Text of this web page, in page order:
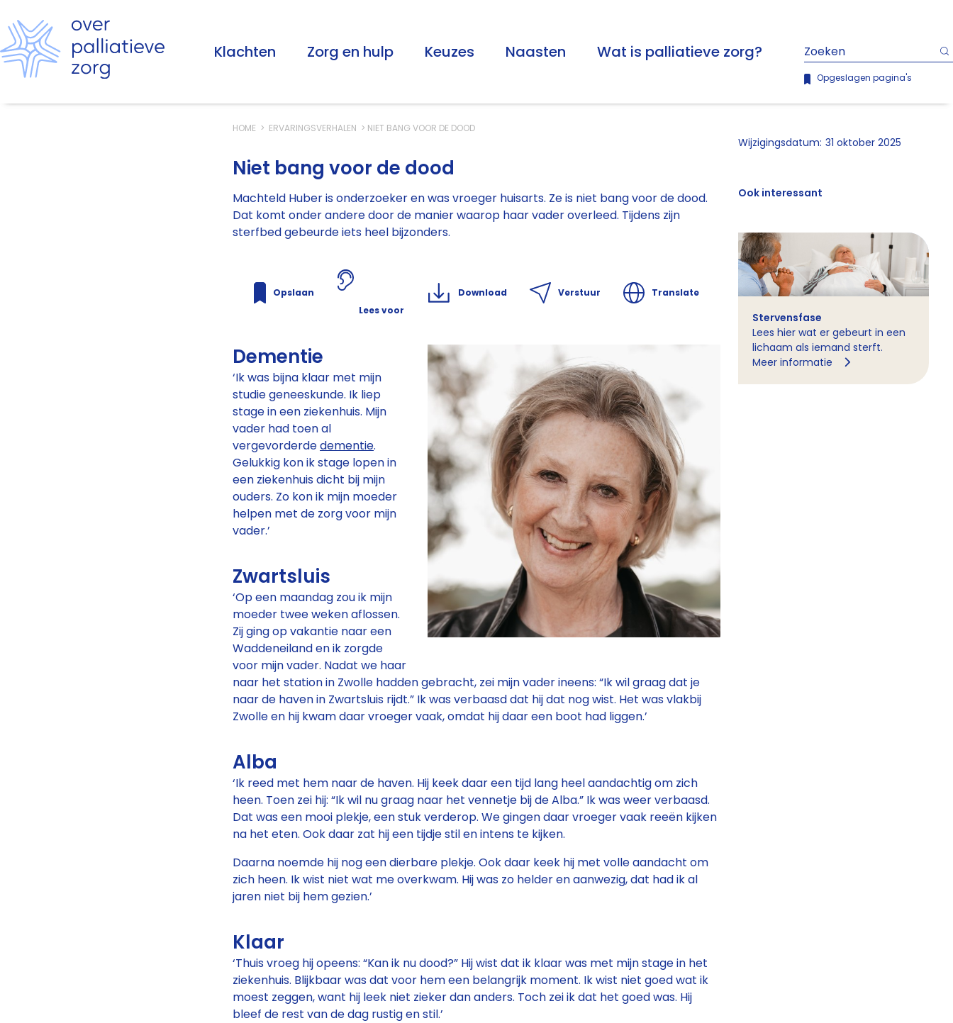
Klachten Zorg en hulp Keuzes Naasten Wat is palliatieve zorg?
Opgeslagen pagina's
HOME ERVARINGSVERHALEN NIET BANG VOOR DE DOOD
Niet bang voor de dood
Machteld Huber is onderzoeker en was vroeger huisarts. Ze is niet bang voor de dood.
Dat komt onder andere door de manier waarop haar vader overleed. Tijdens zijn
sterfbed gebeurde iets heel bijzonders.
Opslaan
Lees voor
Download Verstuur Translate
Dementie
‘Ik was bijna klaar met mijn
studie geneeskunde. Ik liep
stage in een ziekenhuis. Mijn
vader had toen al
vergevorderdedementie.
Gelukkig kon ik stage lopen in
een ziekenhuis dicht bij mijn
ouders. Zo kon ik mijn moeder
helpen met de zorg voor mijn
vader.’
Zwartsluis
‘Op een maandag zou ik mijn
moeder twee weken aflossen.
Zij ging op vakantie naar een
Waddeneiland en ik zorgde
voor mijn vader. Nadat we haar
naar het station in Zwolle hadden gebracht, zei mijn vader ineens: “Ik wil graag dat je
naar de haven in Zwartsluis rijdt.” Ik was verbaasd dat hij dat nog wist. Het was vlakbij
Zwolle en hij kwam daar vroeger vaak, omdat hij daar een boot had liggen.’
Alba
‘Ik reed met hem naar de haven. Hij keek daar een tijd lang heel aandachtig om zich
heen. Toen zei hij: “Ik wil nu graag naar het vennetje bij de Alba.” Ik was weer verbaasd.
Dat was een mooi plekje, een stuk verderop. We gingen daar vroeger vaak reeën kijken
na het eten. Ook daar zat hij een tijdje stil en intens te kijken.
Daarna noemde hij nog een dierbare plekje. Ook daar keek hij met volle aandacht om
zich heen. Ik wist niet wat me overkwam. Hij was zo helder en aanwezig, dat had ik al
jaren niet bij hem gezien.’
Klaar
‘Thuis vroeg hij opeens: “Kan ik nu dood?” Hij wist dat ik klaar was met mijn stage in het
ziekenhuis. Blijkbaar was dat voor hem een belangrijk moment. Ik wist niet goed wat ik
moest zeggen, want hij leek niet zieker dan anders. Toch zei ik dat het goed was. Hij
bleef de rest van de dag rustig en stil.’
Wijzigingsdatum: 31 oktober 2025
Ook interessant
Stervensfase
Lees hier wat er gebeurt in een
lichaam als iemand sterft.
Meer informatie